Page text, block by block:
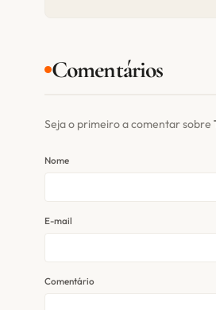
Comentários
Seja o primeiro a comentar sobre
Nome
E-mail
Comentário